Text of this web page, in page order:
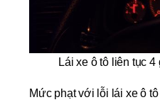
Lái xe ô tô liên tục
Mức phạt với lỗi lái xe ô